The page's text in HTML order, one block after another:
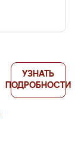
УЗНАТЬ
ПОДРОБНОСТИ